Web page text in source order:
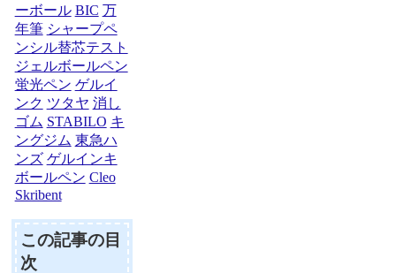
ーボール BIC 万
年筆 シャープペ
ンシル替芯テスト
ジェルボールペン
蛍光ペン ゲルイ
ンク ツタヤ 消し
ゴム STABILO キ
ングジム 東急ハ
ンズ ゲルインキ
ボールペン Cleo
Skribent
この記事の目
次